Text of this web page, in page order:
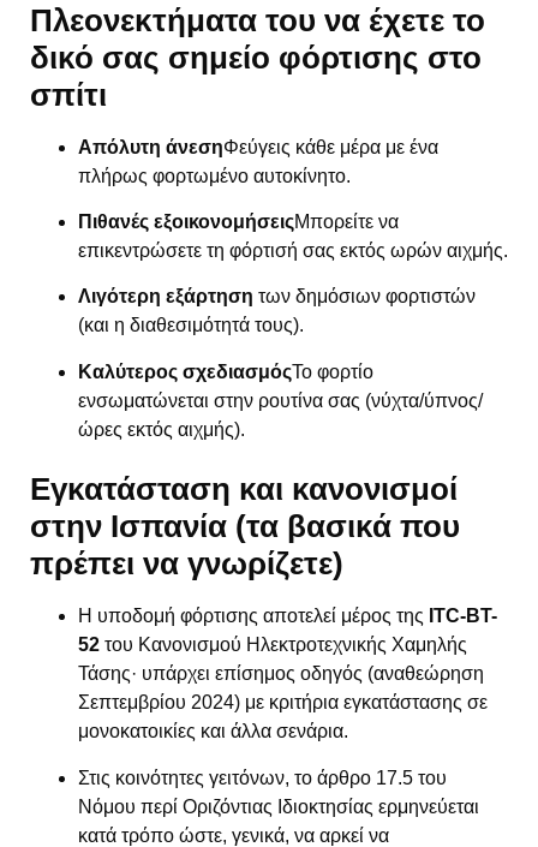
Πλεονεκτήματα του να έχετε το
δικό σας σημείο φόρτισης στο
σπίτι
Απόλυτη άνεσηΦεύγεις κάθε μέρα με ένα
πλήρως φορτωμένο αυτοκίνητο.
Πιθανές εξοικονομήσειςΜπορείτε να
επικεντρώσετε τη φόρτισή σας εκτός ωρών αιχμής.
Λιγότερη εξάρτηση των δημόσιων φορτιστών
(και η διαθεσιμότητά τους).
Καλύτερος σχεδιασμόςΤο φορτίο
ενσωματώνεται στην ρουτίνα σας (νύχτα/ύπνος/
ώρες εκτός αιχμής).
Εγκατάσταση και κανονισμοί
στην Ισπανία (τα βασικά που
πρέπει να γνωρίζετε)
Η υποδομή φόρτισης αποτελεί μέρος της ITC-BT-
52 του Κανονισμού Ηλεκτροτεχνικής Χαμηλής
Τάσης· υπάρχει επίσημος οδηγός (αναθεώρηση
Σεπτεμβρίου 2024) με κριτήρια εγκατάστασης σε
μονοκατοικίες και άλλα σενάρια.
Στις κοινότητες γειτόνων, το άρθρο 17.5 του
Νόμου περί Οριζόντιας Ιδιοκτησίας ερμηνεύεται
κατά τρόπο ώστε, γενικά, να αρκεί να